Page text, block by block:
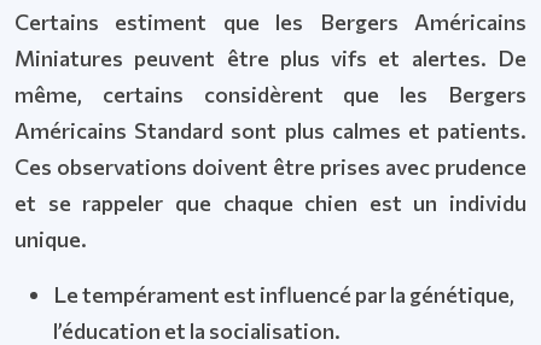
Certains estiment que les Bergers Américains
Miniatures peuvent être plus vifs et alertes. De
même, certains considèrent que les Bergers
Américains Standard sont plus calmes et patients.
Ces observations doivent être prises avec prudence
et se rappeler que chaque chien est un individu
unique.
Le tempérament est influencé par la génétique,
l’éducation et la socialisation.